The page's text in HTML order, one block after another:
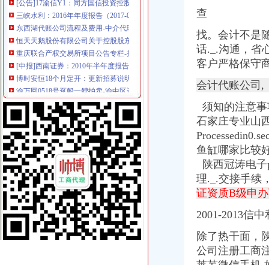
三峡水利：2016年年度报告（2017-03-25）_三峡水利（）个
东西湖代账公司流程及费用-中介代理-番禺社区网
恒天天鹅股份有限公司关于控股股东拟协议转让公司部分股份公开征
重庆联合产权交易所项目公告专栏-搜狐滚动
[中报]西南证券：2010年半年度报告-[中财网]
博时安恒18个月定开：更新招募说明书（2017年第2号）
渝万囤0518号趸船一艘拍卖-渝中区设备物资拍卖公告-众拍网
会计代理-重庆亿源财税
[年报]重庆路桥：2011年年度报告-[中财网]
关于横竖-重庆横竖房地产顾问有限公司
江岸区会计代账公司【2016企业税务详细流程请指点】-商务服务-信
资质代办设计施工一体化资质-78挂靠网
恒天天鹅股份有限公司关于控股股东拟协议转让公司部分股份公开征
重庆到荣成物流托运公司-货运部-濮网
鹏华丰尚券：更新招募说明书摘要（2017年11月）_基金频道_证券
瑶海区铜陵新村附近注册公司费用流程代账优惠找王晓猛-合肥58同城
桐君阁：关于召开公司2013年年度股东大会的通知_证券之星
代理记账、税务咨询、清理账-重庆渝中大坪公司注册-分类168信息网
重庆路桥（）公开发行2014年公司券（第二期）募集说明书_
包河区要素大市场附近注册公司流程及费用代账报税找姚-合肥58同城
查
找。会计不是
话._.沟通， 省
客户严格保守
会计代账公司,
须知的注意
石家庄专业山
鱼缸哪家比较
陕西冠涛电子
理._.交接手续
证资质B级申
2001-2013信
除了热干面，
公司注册工商